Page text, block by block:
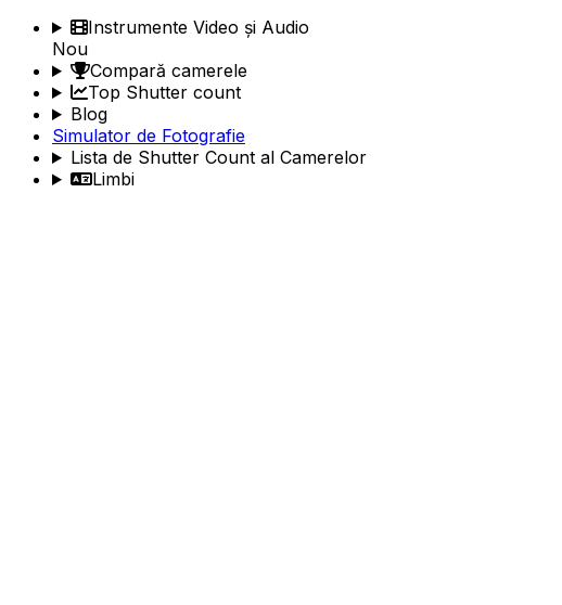
Instrumente Video și Audio
Nou
Compară camerele
Top Shutter count
Blog
Simulator de Fotografie
Lista de Shutter Count al Camerelor
Limbi